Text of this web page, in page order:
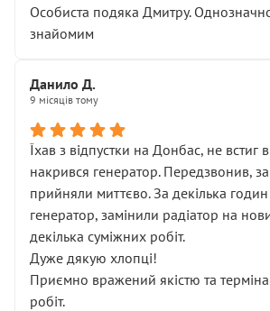
Особиста подяка Дмитру.
знайомим
Данило Д.
9 місяців тому
Їхав з відпустки на Донбас, не встиг
накрився генератор. Передзвонив,
прийняли миттєво. За декілька
генератор, замінили радіатор на
декілька суміжних робіт.
Дуже дякую хлопці!
Приємно вражений якістю та
робіт.